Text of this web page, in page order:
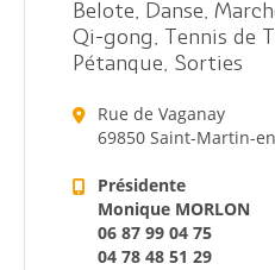
Belote, Danse,
Qi-gong, Tennis de
Pétanque, Sorties
Rue de Vaganay
69850 Saint-Martin-
Présidente
Monique MORLON
06 87 99 04 75
04 78 48 51 29